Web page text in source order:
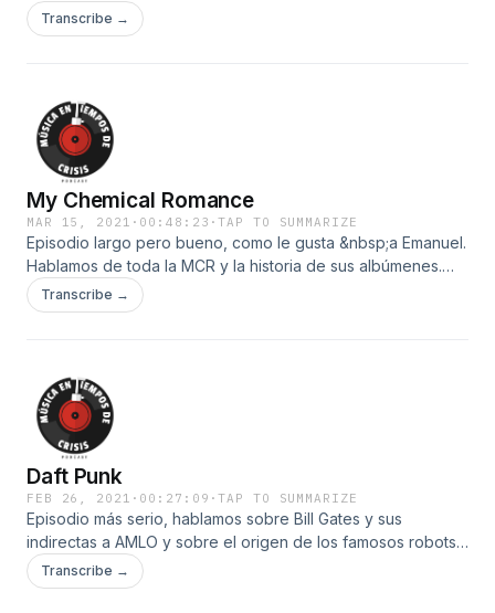
pájaro.&nbsp;
Transcribe →
My Chemical Romance
MAR 15, 2021 · 00:48:23 ·TAP TO SUMMARIZE
Episodio largo pero bueno, como le gusta &nbsp;a Emanuel.
Hablamos de toda la MCR y la historia de sus albúmenes.
&nbsp;Emanuel nos cuenta la tonta historia de amor de entre
los integrantes.
Transcribe →
Daft Punk
FEB 26, 2021 · 00:27:09 ·TAP TO SUMMARIZE
Episodio más serio, hablamos sobre Bill Gates y sus
indirectas a AMLO y sobre el origen de los famosos robots
Djs.Transcribe →